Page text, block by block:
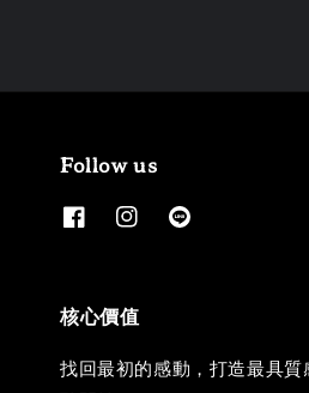
Follow us
核心價值
找回最初的感動，打造最具